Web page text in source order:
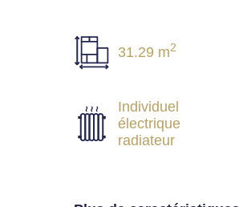
31.29 m2
Individuel
électrique
radiateur